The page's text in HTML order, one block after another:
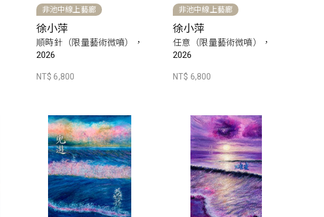
非池中線上藝廊
徐小萍
順時針（限量藝術微噴），
2026
NT$ 6,800
非池中線上藝廊
徐小萍
任意（限量藝術微噴），
2026
NT$ 6,800